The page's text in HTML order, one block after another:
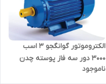
الکتروموتور گوانگجو 3 اسب
3000 دور سه فاز پوسته چدن
مدل Y2 ترمینال بالا
ناموجود